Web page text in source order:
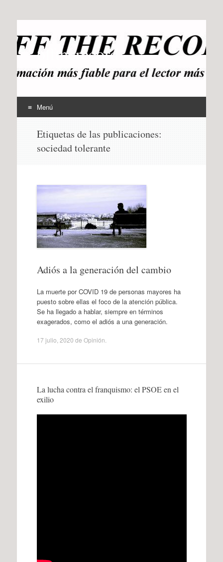
offtherecord
OTR
Menú
contenido
Etiquetas de las publicaciones:
sociedad tolerante
Adiós a la generación del cambio
La muerte por COVID 19 de personas mayores ha
puesto sobre ellas el foco de la atención pública.
Se ha llegado a hablar, siempre en términos
exagerados, como el adiós a una generación.
17 julio, 2020 de Opinión
La lucha contra el franquismo: el PSOE en el
exilio